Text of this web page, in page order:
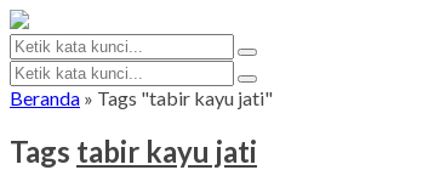
Beranda » Tags "tabir kayu jati"
Tags tabir kayu jati